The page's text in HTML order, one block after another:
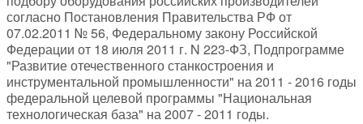
согласно Постановления Правительства РФ от
07.02.2011 № 56, Федеральному закону Российской
Федерации от 18 июля 2011 г. N 223-ФЗ, Подпрограмме
"Развитие отечественного станкостроения и
инструментальной промышленности" на 2011 - 2016 годы
федеральной целевой программы "Национальная
технологическая база" на 2007 - 2011 годы.